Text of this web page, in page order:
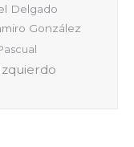
Delgado
González